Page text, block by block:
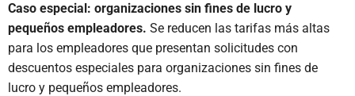
Caso especial: organizaciones sin fines de lucro y
pequeños empleadores. Se reducen las tarifas más altas
para los empleadores que presentan solicitudes con
descuentos especiales para organizaciones sin fines de
lucro y pequeños empleadores.